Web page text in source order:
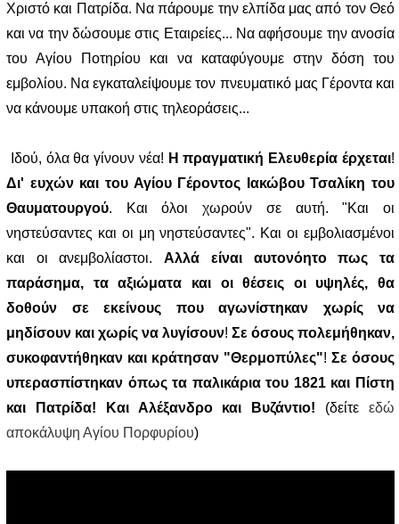
Χριστό και Πατρίδα. Να πάρουμε την ελπίδα μας από τον Θεό
και να την δώσουμε στις Εταιρείες... Να αφήσουμε την ανοσία
του Αγίου Ποτηρίου και να καταφύγουμε στην δόση του
εμβολίου. Να εγκαταλείψουμε τον πνευματικό μας Γέροντα και
να κάνουμε υπακοή στις τηλεοράσεις...
Ιδού, όλα θα γίνουν νέα! Η πραγματική Ελευθερία έρχεται!
Δι' ευχών και του Αγίου Γέροντος Ιακώβου Τσαλίκη του
Θαυματουργού. Και όλοι χωρούν σε αυτή. "Και οι
νηστεύσαντες και οι μη νηστεύσαντες". Και οι εμβολιασμένοι
και οι ανεμβολίαστοι.Αλλά είναι αυτονόητο πως τα
παράσημα, τα αξιώματα και οι θέσεις οι υψηλές, θα
δοθούν σε εκείνους που αγωνίστηκαν χωρίς να
μηδίσουν και χωρίς να λυγίσουν! Σε όσους πολεμήθηκαν,
συκοφαντήθηκαν και κράτησαν "Θερμοπύλες"! Σε όσους
υπερασπίστηκαν όπως τα παλικάρια του 1821 και Πίστη
και Πατρίδα! Και Αλέξανδρο και Βυζάντιο! (δείτεεδώ
αποκάλυψη Αγίου Πορφυρίου)